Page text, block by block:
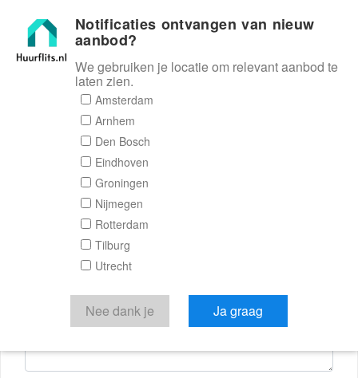
Huurflits
Reactieformulier
Huurflits
Verstuur je bericht
Door een bericht te sturen kom je in contact met de
aanbieder of makelaar van de woning.
Notificaties ontvangen van nieuw
aanbod?
We gebruiken je locatie om relevant aanbod te
laten zien.
Amsterdam
Arnhem
Den Bosch
Eindhoven
Groningen
Nijmegen
Rotterdam
Tilburg
Utrecht
Nee dank je Ja graag